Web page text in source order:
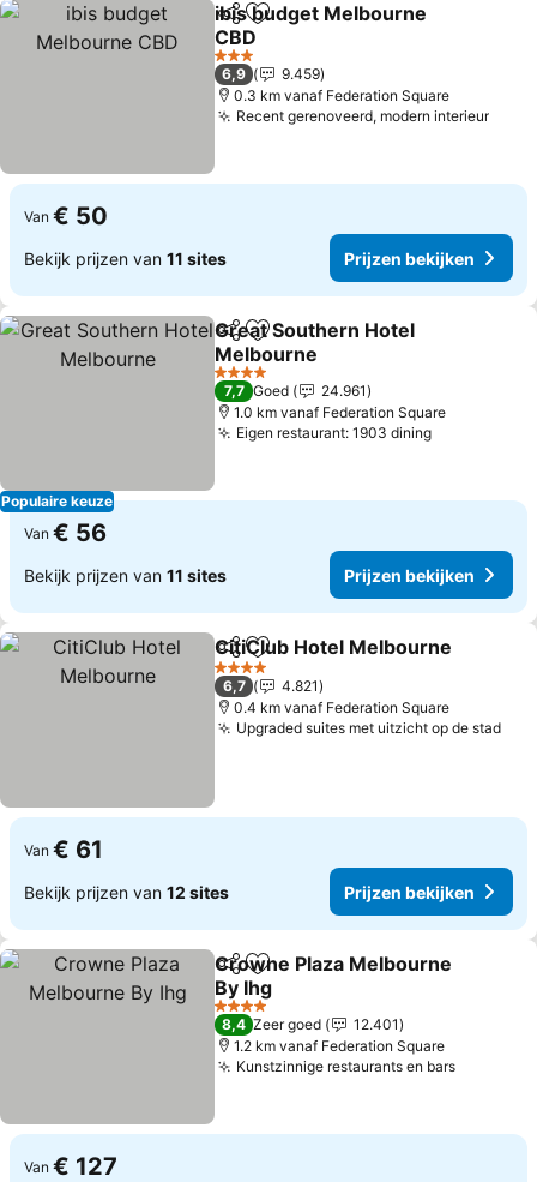
DelenToevoegen aan favorieten
ibis budget Melbourne
CBD
Prijzen bekijken
3 Sterren
6,9
9.459
0.3 km vanaf Federation Square
Recent gerenoveerd, modern interieur
Van € 50
Bekijk prijzen van 11 sites Prijzen bekijken
Populaire keuze
DelenToevoegen aan favorieten
Great Southern Hotel
Melbourne
Prijzen bekijken
4 Sterren
7,7 Goed
24.961
1.0 km vanaf Federation Square
Eigen restaurant: 1903 diningPrijzen
Van € 56
Bekijk prijzen van 11 sites Prijzen bekijken
DelenToevoegen aan favorieten
CitiClub Hotel Melbourne
4 Sterren
6,7
4.821
0.4 km vanaf Federation Square
Upgraded suites met uitzicht op de stad
Van € 61
Bekijk prijzen van 12 sites Prijzen bekijken
DelenToevoegen aan favorieten
Crowne Plaza Melbourne
By Ihg
Prijzen bekijken
4 Sterren
8,4 Zeer goed
12.401
1.2 km vanaf Federation Square
Kunstzinnige restaurants en barsPrijzen
Van € 127